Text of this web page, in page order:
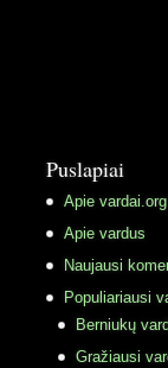
Puslapiai
Apie vardai.org
Apie vardus
Naujausi
Populiariausi
Berniukų
Gražiausi